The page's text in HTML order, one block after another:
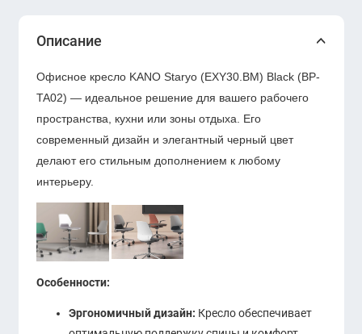
Описание
Офисное кресло KANO Staryo (EXY30.BM) Black (BP-
TA02) — идеальное решение для вашего рабочего
пространства, кухни или зоны отдыха. Его
современный дизайн и элегантный черный цвет
делают его стильным дополнением к любому
интерьеру.
Особенности:
Эргономичный дизайн: Кресло обеспечивает